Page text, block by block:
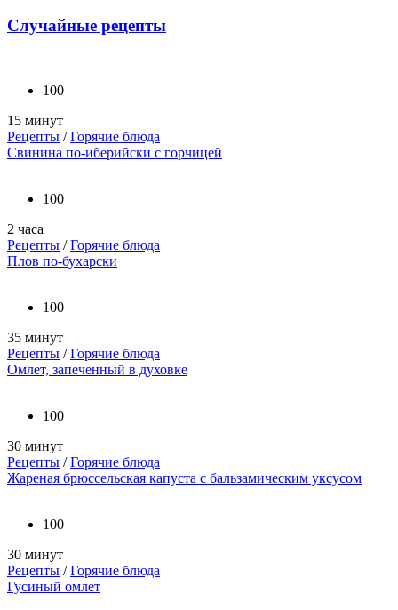
Случайные рецепты
100
15 минут
Рецепты /Горячие блюда
Свинина по-иберийски с горчицей
100
2 часа
Рецепты /Горячие блюда
Плов по-бухарски
100
35 минут
Рецепты /Горячие блюда
Омлет, запеченный в духовке
100
30 минут
Рецепты /Горячие блюда
Жареная брюссельская капуста с бальзамическим уксусом
100
30 минут
Рецепты /Горячие блюда
Гусиный омлет